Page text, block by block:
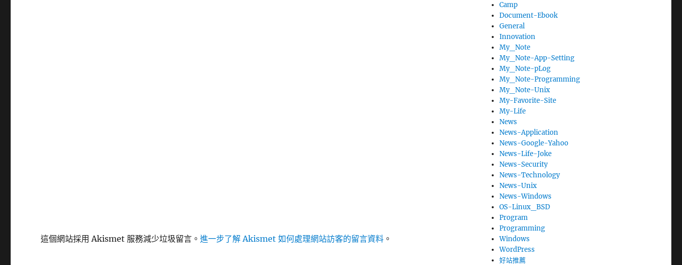
這個網站採用 Akismet 服務減少垃圾留言。進一步了解 Akismet 如何處理網站訪客的留言資料 。
Camp
Document-Ebook
General
Innovation
My_Note
My_Note-App-Setting
My_Note-pLog
My_Note-Programming
My_Note-Unix
My-Favorite-Site
My-Life
News
News-Application
News-Google-Yahoo
News-Life-Joke
News-Security
News-Technology
News-Unix
News-Windows
OS-Linux_BSD
Program
Programming
Windows
WordPress
好站推薦